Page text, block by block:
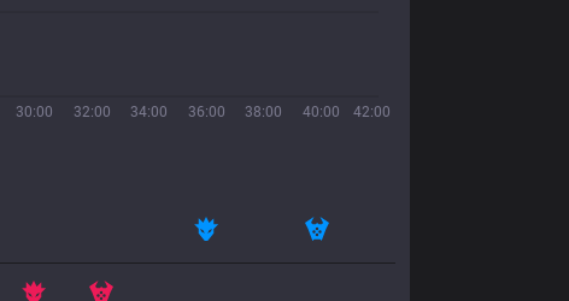
30:00 32:00 34:00 36:00 38:00 40:00 42:00